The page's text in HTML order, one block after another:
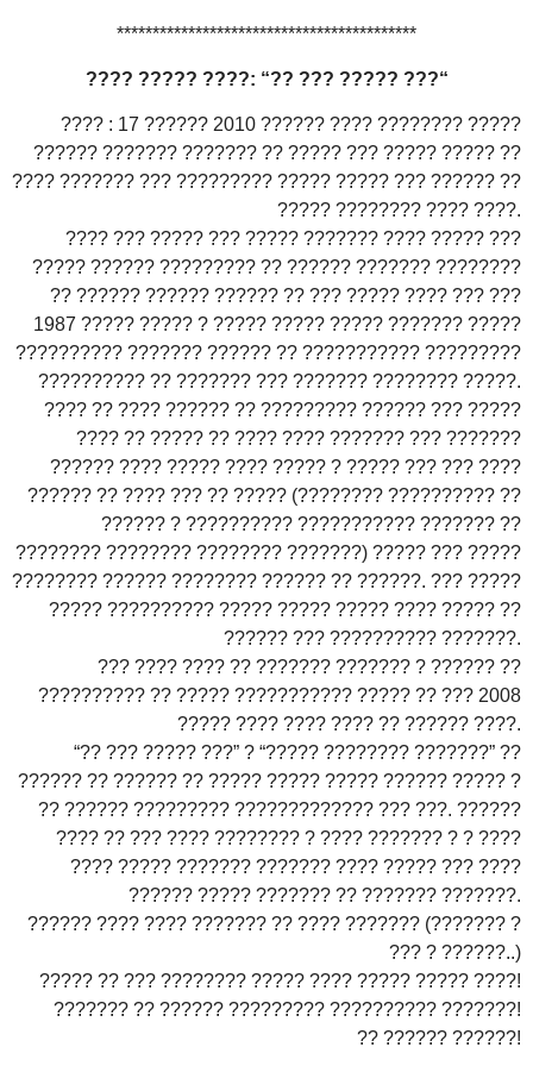
******************************************
???? ????? ????: “?? ??? ????? ???“
???? : 17 ?????? 2010 ?????? ???? ???????? ?????
?????? ??????? ??????? ?? ????? ??? ????? ????? ??
???? ??????? ??? ????????? ????? ????? ??? ?????? ??
????? ???????? ???? ????.
???? ??? ????? ??? ????? ??????? ???? ????? ???
????? ?????? ????????? ?? ?????? ??????? ????????
?? ?????? ?????? ?????? ?? ??? ????? ???? ??? ???
1987 ????? ????? ? ????? ????? ????? ??????? ?????
?????????? ??????? ?????? ?? ??????????? ?????????
?????????? ?? ??????? ??? ??????? ???????? ?????.
???? ?? ???? ?????? ?? ????????? ?????? ??? ?????
???? ?? ????? ?? ???? ???? ??????? ??? ???????
?????? ???? ????? ???? ????? ? ????? ??? ??? ????
?????? ?? ???? ??? ?? ????? (???????? ?????????? ??
?????? ? ?????????? ??????????? ??????? ??
???????? ???????? ???????? ???????) ????? ??? ?????
???????? ?????? ???????? ?????? ?? ??????. ??? ?????
????? ?????????? ????? ????? ????? ???? ????? ??
?????? ??? ?????????? ???????.
??? ???? ???? ?? ??????? ??????? ? ?????? ??
?????????? ?? ????? ??????????? ????? ?? ??? 2008
????? ???? ???? ???? ?? ?????? ????.
“?? ??? ????? ???” ? “????? ???????? ???????” ??
?????? ?? ?????? ?? ????? ????? ????? ?????? ????? ?
?? ?????? ????????? ????????????? ??? ???. ??????
???? ?? ??? ???? ???????? ? ???? ??????? ? ? ????
???? ????? ??????? ??????? ???? ????? ??? ????
?????? ????? ??????? ?? ??????? ???????.
?????? ???? ???? ??????? ?? ???? ??????? (??????? ?
??? ? ??????..)
????? ?? ??? ???????? ????? ???? ????? ????? ????!
??????? ?? ?????? ????????? ?????????? ???????!
?? ?????? ??????!